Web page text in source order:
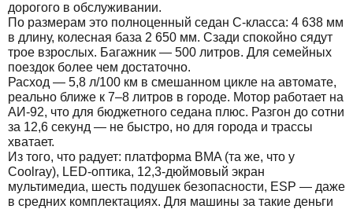
дорогого в обслуживании.
По размерам это полноценный седан С-класса: 4 638 мм
в длину, колесная база 2 650 мм. Сзади спокойно сядут
трое взрослых. Багажник — 500 литров. Для семейных
поездок более чем достаточно.
Расход — 5,8 л/100 км в смешанном цикле на автомате,
реально ближе к 7–8 литров в городе. Мотор работает на
АИ-92, что для бюджетного седана плюс. Разгон до сотни
за 12,6 секунд — не быстро, но для города и трассы
хватает.
Из того, что радует: платформа BMA (та же, что у
Coolray), LED-оптика, 12,3-дюймовый экран
мультимедиа, шесть подушек безопасности, ESP — даже
в средних комплектациях. Для машины за такие деньги